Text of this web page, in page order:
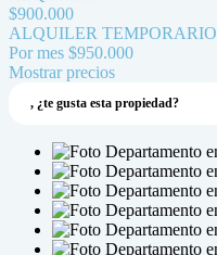
$900.000
ALQUILER TEMPORARIO
Por mes $950.000
Mostrar precios
, ¿te gusta esta propiedad?